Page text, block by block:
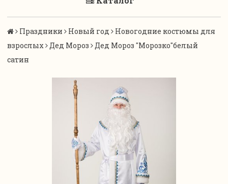
Праздники Новый год
Новогодние костюмы для
взрослых
Дед Мороз
Дед Мороз "Морозко"белый
сатин